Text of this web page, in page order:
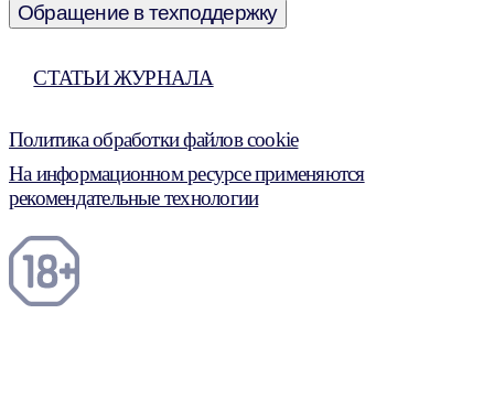
Обращение в техподдержку
СТАТЬИ ЖУРНАЛА
Политика обработки файлов cookie
На информационном ресурсе применяются
рекомендательные технологии